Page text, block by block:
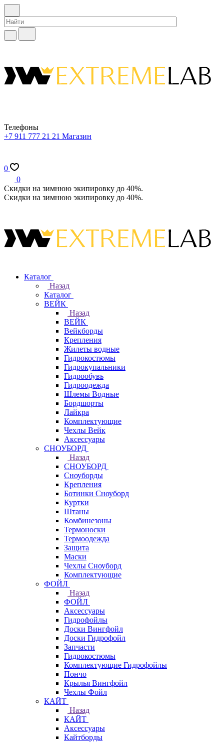
Телефоны
+7 911 777 21 21 Магазин
0
0
Скидки на зимнюю экипировку до 40%.
Скидки на зимнюю экипировку до 40%.
Каталог
Назад
Каталог
ВЕЙК
Назад
ВЕЙК
Вейкборды
Крепления
Жилеты водные
Гидрокостюмы
Гидрокупальники
Гидрообувь
Гидроодежда
Шлемы Водные
Бордшорты
Лайкра
Комплектующие
Чехлы Вейк
Аксессуары
СНОУБОРД
Назад
СНОУБОРД
Сноуборды
Крепления
Ботинки Сноуборд
Куртки
Штаны
Комбинезоны
Термоноски
Термоодежда
Защита
Маски
Чехлы Сноуборд
Комплектующие
ФОЙЛ
Назад
ФОЙЛ
Аксессуары
Гидрофойлы
Доски Вингфойл
Доски Гидрофойл
Запчасти
Гидрокостюмы
Комплектующие Гидрофойлы
Пончо
Крылья Вингфойл
Чехлы Фойл
КАЙТ
Назад
КАЙТ
Аксессуары
Кайтборды